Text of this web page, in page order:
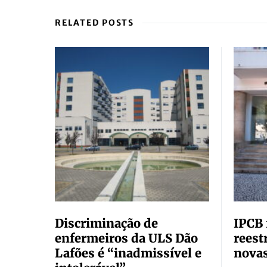
RELATED POSTS
Discriminação de
enfermeiros da ULS Dão
Lafões é “inadmissível e